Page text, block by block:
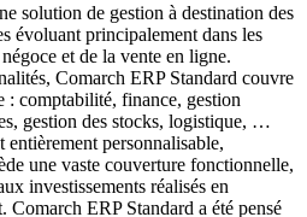
solution de gestion à destination des
évoluant principalement dans les
et de la vente en ligne.
Comarch ERP Standard couvre
: comptabilité, finance, gestion
gestion des stocks, logistique, …
personnalisable,
une vaste couverture fonctionnelle,
investissements réalisés en
ERP Standard a été pensé